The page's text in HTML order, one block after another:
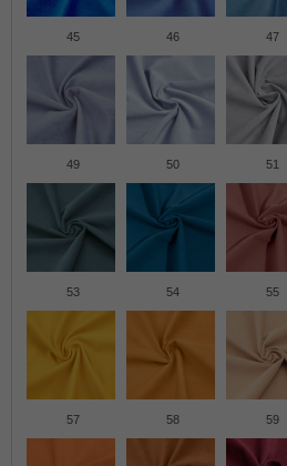
45 46 47
49 50 51
53 54 55
57 58 59